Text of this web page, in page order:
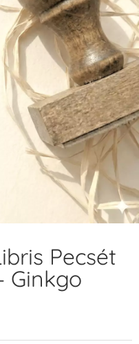
Pecsét
Ginkgo